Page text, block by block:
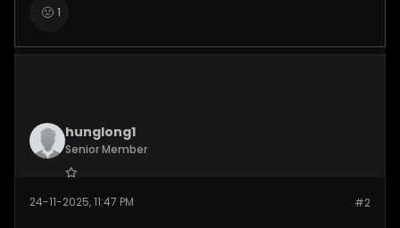
🤢 1
hunglong1
Senior Member
Posts: 140 #2
24-11-2025, 11:47 PM